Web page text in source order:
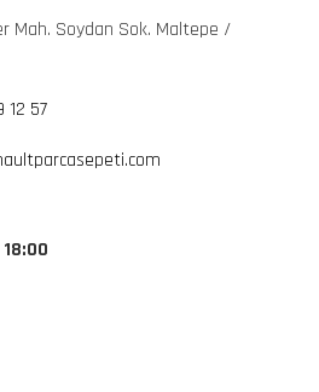
Mah. Soydan Sok. Maltepe /
12 57